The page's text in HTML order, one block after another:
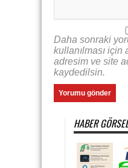
Daha sonraki
kullanılması için
adresim ve site
kaydedilsin.
HABER